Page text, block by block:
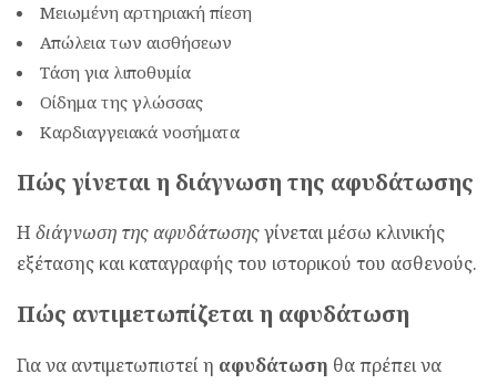
Μειωμένη αρτηριακή πίεση
Απώλεια των αισθήσεων
Τάση για λιποθυμία
Οίδημα της γλώσσας
Καρδιαγγειακά νοσήματα
Πώς γίνεται η διάγνωση της αφυδάτωσης
Η διάγνωση της αφυδάτωσηςγίνεται μέσω κλινικής
εξέτασης και καταγραφής του ιστορικού του ασθενούς.
Πώς αντιμετωπίζεται η αφυδάτωση
Για να αντιμετωπιστεί η αφυδάτωση θα πρέπει να